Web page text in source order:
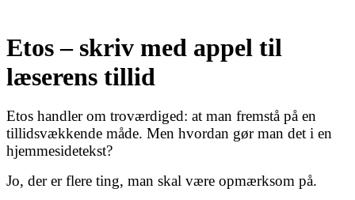
Etos – skriv med appel til
læserens tillid
Etos handler om troværdiged: at man fremstå på en
tillidsvækkende måde. Men hvordan gør man det i en
hjemmesidetekst?
Jo, der er flere ting, man skal være opmærksom på.